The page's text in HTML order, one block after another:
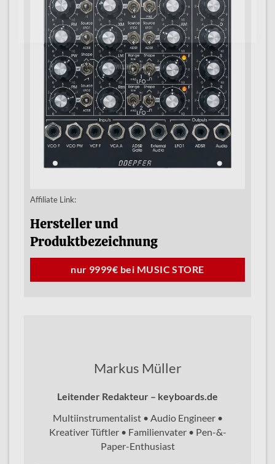
Affiliate Link:
Hersteller und
Produktbezeichnung
nur 9999€ bei MUSIC STORE
Markus Müller
Leitender Redakteur – keyboards.de
Multiinstrumentalist • Audio Engineer •
Kreativer Tüftler • Familienvater • Pen-&-
Paper-Enthusiast